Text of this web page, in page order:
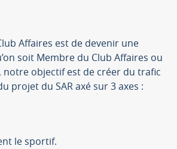
Affaires est de devenir une
soit Membre du Club Affaires ou
notre objectif est de créer du trafic
projet du SAR axé sur 3 axes :
le sportif.